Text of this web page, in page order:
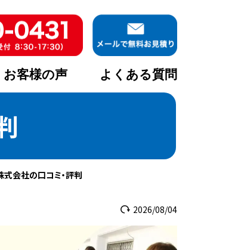
お客様の声 よくある質問
式会社の口コミ・評判
2026/08/04